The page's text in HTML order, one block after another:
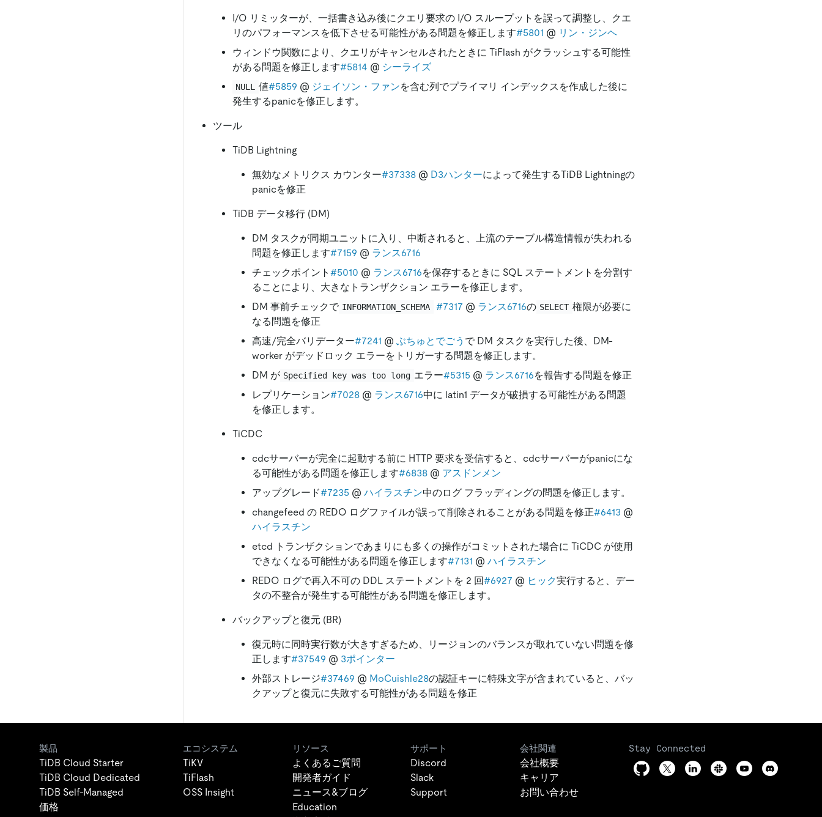
I/O リミッターが、一括書き込み後にクエリ要求の I/O スループットを誤って調整し、クエ
リのパフォーマンスを低下させる可能性がある問題を修正します#5801 @ リン・ジンヘ
ウィンドウ関数により、クエリがキャンセルされたときに TiFlash がクラッシュする可能性
がある問題を修正します#5814 @ シーライズ
NULL 値#5859 @ ジェイソン・ファンを含む列でプライマリ インデックスを作成した後に
発生するpanicを修正します。
ツール
TiDB Lightning
無効なメトリクス カウンター#37338 @ D3ハンターによって発生するTiDB Lightningの
panicを修正
TiDB データ移行 (DM)
DM タスクが同期ユニットに入り、中断されると、上流のテーブル構造情報が失われる
問題を修正します#7159 @ ランス6716
チェックポイント #5010 @ ランス6716を保存するときに SQL ステートメントを分割す
ることにより、大きなトランザクション エラーを修正します。
DM 事前チェックで INFORMATION_SCHEMA #7317 @ ランス6716の SELECT 権限が必要に
なる問題を修正
高速/完全バリデーター#7241 @ ぶちゅとでごう で DM タスクを実行した後、DM-
worker がデッドロック エラーをトリガーする問題を修正します。
DM が Specified key was too long エラー#5315 @ ランス6716を報告する問題を修正
レプリケーション#7028 @ ランス6716中に latin1 データが破損する可能性がある問題
を修正します。
TiCDC
cdcサーバーが完全に起動する前に HTTP 要求を受信すると、cdcサーバーがpanicにな
る可能性がある問題を修正します#6838 @ アスドンメン
アップグレード#7235 @ ハイラスチン中のログ フラッディングの問題を修正します。
changefeed の REDO ログファイルが誤って削除されることがある問題を修正#6413 @
ハイラスチン
etcd トランザクションであまりにも多くの操作がコミットされた場合に TiCDC が使用
できなくなる可能性がある問題を修正します#7131 @ ハイラスチン
REDO ログで再入不可の DDL ステートメントを 2 回#6927 @ ヒック実行すると、デー
タの不整合が発生する可能性がある問題を修正します。
バックアップと復元 (BR)
復元時に同時実行数が大きすぎるため、リージョンのバランスが取れていない問題を修
正します#37549 @ 3ポインター
外部ストレージ#37469 @ MoCuishle28の認証キーに特殊文字が含まれていると、バッ
クアップと復元に失敗する可能性がある問題を修正
製品
TiDB Cloud Starter
TiDB Cloud Dedicated
TiDB Self-Managed
価格
エコシステム
TiKV
TiFlash
OSS Insight
リソース
よくあるご質問
開発者ガイド
ニュース&ブログ
Education
サポート
Discord
Slack
Support
会社関連
会社概要
キャリア
お問い合わせ
Stay Connected